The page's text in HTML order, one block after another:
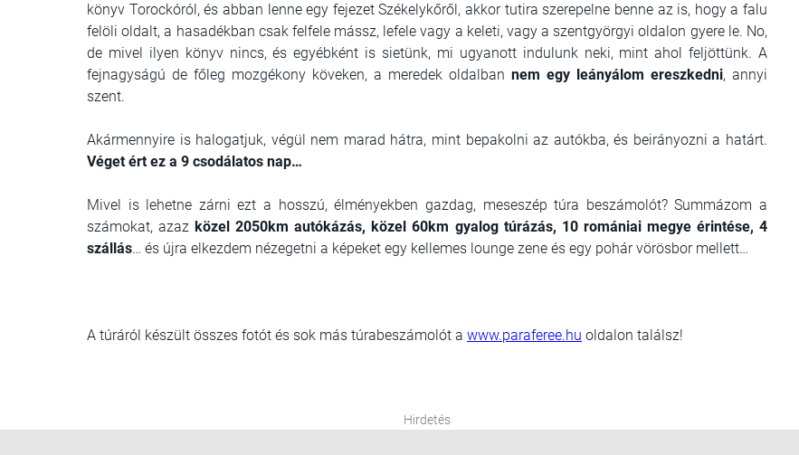
könyv Torockóról, és abban lenne egy fejezet Székelykőről, akkor tutira szerepelne benne az is, hogy a falu
felöli oldalt, a hasadékban csak felfele mássz, lefele vagy a keleti, vagy a szentgyörgyi oldalon gyere le. No,
de mivel ilyen könyv nincs, és egyébként is sietünk, mi ugyanott indulunk neki, mint ahol feljöttünk. A
fejnagyságú de főleg mozgékony köveken, a meredek oldalban nem egy leányálom ereszkedni, annyi
szent.
Akármennyire is halogatjuk, végül nem marad hátra, mint bepakolni az autókba, és beirányozni a határt.
Véget ért ez a 9 csodálatos nap…
Mivel is lehetne zárni ezt a hosszú, élményekben gazdag, meseszép túra beszámolót? Summázom a
számokat, azazközel 2050km autókázás, közel 60km gyalog túrázás, 10 romániai megye érintése, 4
szállás… és újra elkezdem nézegetni a képeket egy kellemes lounge zene és egy pohár vörösbor mellett…
A túráról készült összes fotót és sok más túrabeszámolót a www.paraferee.hu oldalon találsz!
Hirdetés